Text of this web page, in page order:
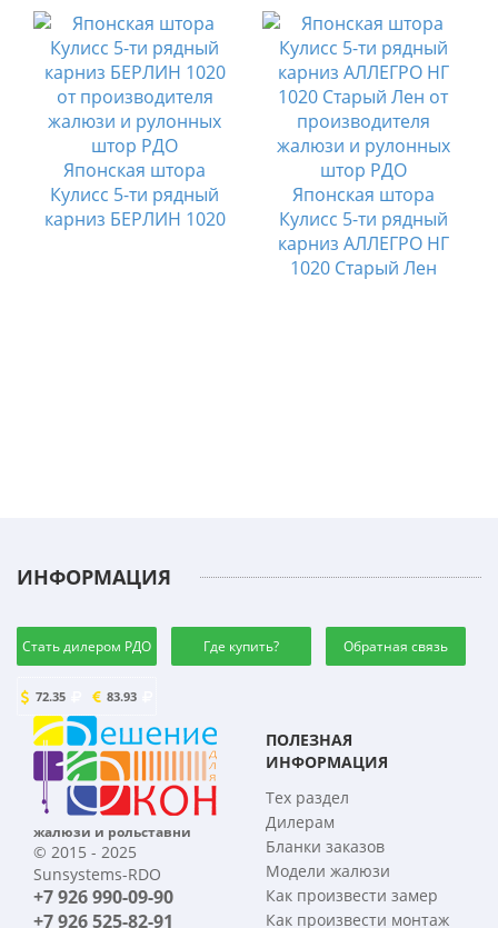
Японская штора
Кулисс 5-ти рядный
карниз БЕРЛИН 1020
Японская штора
Кулисс 5-ти рядный
карниз АЛЛЕГРО НГ
1020 Старый Лен
ИНФОРМАЦИЯ
Стать дилером РДО Где купить? Обратная связь
72.35 83.93
жалюзи и рольставни
© 2015 - 2025
Sunsystems-RDO
+7 926 990-09-90
+7 926 525-82-91
ПОЛЕЗНАЯ
ИНФОРМАЦИЯ
Тех раздел
Дилерам
Бланки заказов
Модели жалюзи
Как произвести замер
Как произвести монтаж